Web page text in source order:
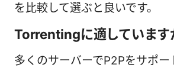
を比較して選ぶと良いです。
Torrentingに適しています
多くのサーバーでP2Pをサポー